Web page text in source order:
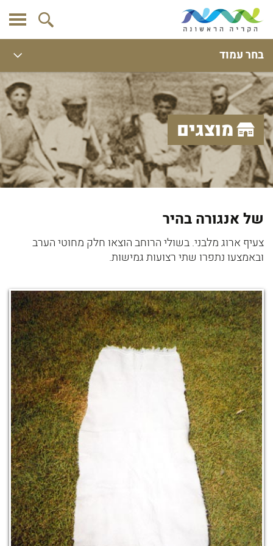
בחר עמוד
מוצגים
של אנגורה בהיר
צעיף ארוג מלבני. בשולי הרוחב הוצאו חלק מחוטי הערב
ובאמצעו נתפרו שתי רצועות גמישות.